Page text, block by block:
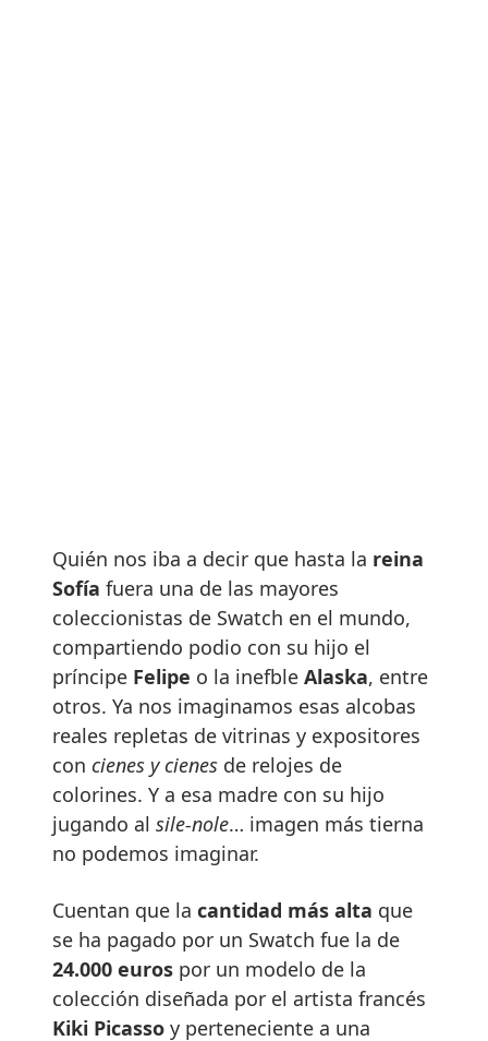
Quién nos iba a decir que hasta la reina
Sofía fuera una de las mayores
coleccionistas de Swatch en el mundo,
compartiendo podio con su hijo el
príncipe Felipe o la inefble Alaska, entre
otros. Ya nos imaginamos esas alcobas
reales repletas de vitrinas y expositores
con cienes y cienes de relojes de
colorines. Y a esa madre con su hijo
jugando al sile-nole… imagen más tierna
no podemos imaginar.
Cuentan que la cantidad más alta que
se ha pagado por un Swatch fue la de
24.000 euros por un modelo de la
colección diseñada por el artista francés
Kiki Picasso y perteneciente a una